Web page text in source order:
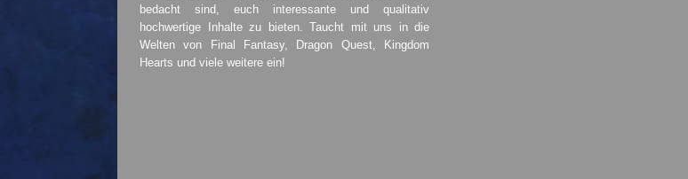
bedacht sind, euch interessante und qualitativ
hochwertige Inhalte zu bieten. Taucht mit uns in die
Welten von Final Fantasy, Dragon Quest, Kingdom
Hearts und viele weitere ein!